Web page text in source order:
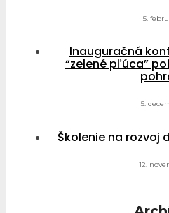
5.
Inauguračná
“zelené pľúca”
5.
Školenie na rozvoj
12.